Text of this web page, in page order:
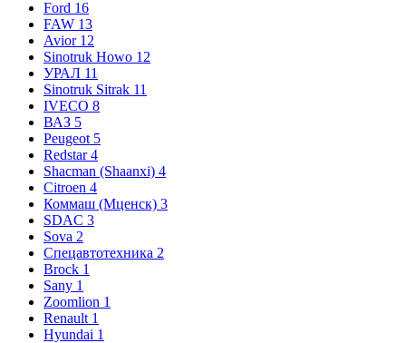
Ford 16
FAW 13
Avior 12
Sinotruk Howo 12
УРАЛ 11
Sinotruk Sitrak 11
IVECO 8
ВАЗ 5
Peugeot 5
Redstar 4
Shacman (Shaanxi) 4
Citroen 4
Коммаш (Мценск) 3
SDAC 3
Sova 2
Спецавтотехника 2
Brock 1
Sany 1
Zoomlion 1
Renault 1
Hyundai 1